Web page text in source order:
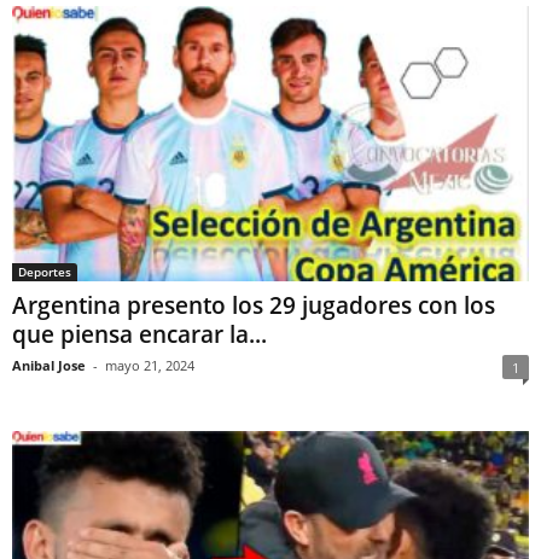
Deportes
Argentina presento los 29 jugadores con los
que piensa encarar la...
Anibal Jose - mayo 21, 2024 1